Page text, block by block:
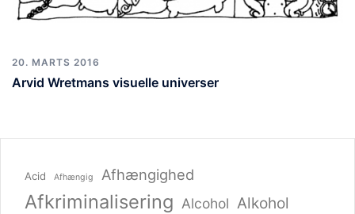
20. MARTS 2016
Arvid Wretmans visuelle universer
Acid Afhængig Afhængighed
Afkriminalisering Alcohol Alkohol